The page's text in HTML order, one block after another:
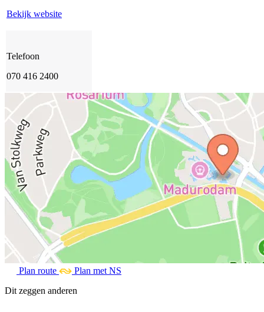
Bekijk website
Telefoon
070 416 2400
Plan route
Plan met NS
Dit zeggen anderen